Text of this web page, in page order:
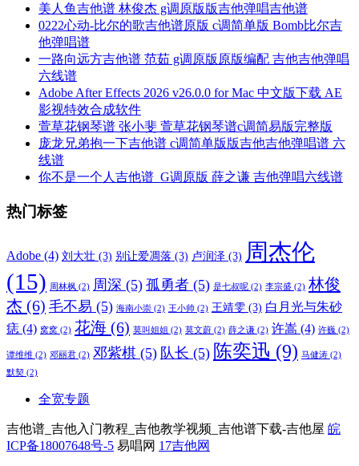
美人鱼吉他谱 林俊杰 g调原版版吉他弹唱吉他谱
0222心动-比尔的歌吉他谱原版 c调简单版 Bomb比尔吉
他弹唱谱
一路向远方吉他谱 范茹 g调原版原版编配 吉他吉他弹唱
六线谱
Adobe After Effects 2026 v26.0.0 for Mac 中文版下载 AE
影视特效合成软件
萱草花钢琴谱 张小斐 萱草花钢琴谱c调简易版完整版
庞龙兄弟抱一下吉他谱 c调简单版版吉他吉他弹唱谱 六
线谱
你不是一个人吉他谱_G调原版 薛之谦 吉他弹唱六线谱
热门标签
Adobe (4) 刘大壮 (3) 别让爱凋落 (3) 卢润泽 (3) 周杰伦
(15) 周林枫 (2) 周深 (5) 孤勇者 (5) 是七叔呢 (2) 李宗盛 (2) 林俊
杰 (6) 毛不易 (5) 海南小崇 (2) 王小帅 (2) 王靖雯 (3) 白月光与朱砂
痣 (4) 窝窝 (2) 花海 (6) 莫叫姐姐 (2) 莫文蔚 (2) 薛之谦 (2) 许嵩 (4) 许巍 (2)
谭维维 (2) 邓丽君 (2) 邓紫棋 (5) 队长 (5) 陈奕迅 (9) 马健涛 (2)
默契 (2)
全宽专题
吉他谱_吉他入门教程_吉他教学视频_吉他谱下载-吉他屋 皖
ICP备18007648号-5 易唱网 17吉他网